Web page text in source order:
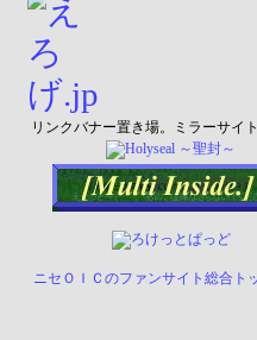
リンクバナー置き場。ミラーサイ
ニセＯＩＣのファンサイト総合ト